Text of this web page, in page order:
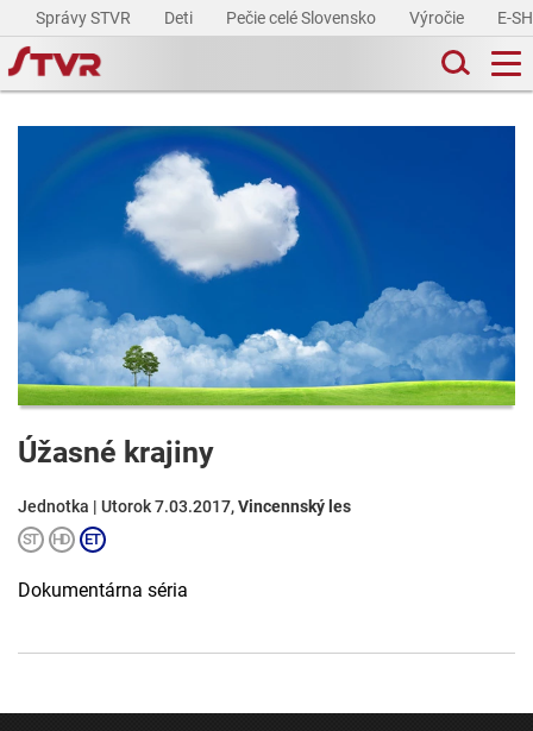
Správy STVR Deti Pečie celé Slovensko Výročie E-
Úžasné krajiny
Jednotka | Utorok 7.03.2017,Vincennský les
Dokumentárna séria